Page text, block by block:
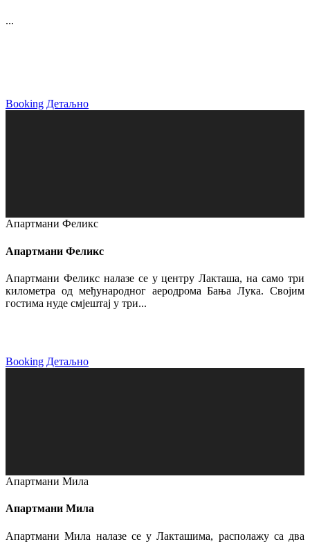
...
Booking Детаљно
Апартмани Феликс
Апартмани Феликс
Апартмани Феликс налазе се у центру Лакташа, на само три
километра од међународног аеродрома Бања Лука. Својим
гостима нуде смјештај у три...
Booking Детаљно
Апартмани Мила
Апартмани Мила
Апартмани Мила налазе се у Лакташима, располажу са два